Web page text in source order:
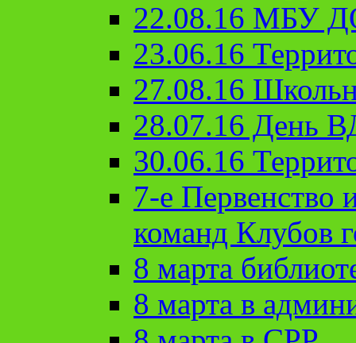
22.08.16 МБУ
23.06.16
27.08.16
28.07.16 День
30.06.16
7-е Первенство
команд Клубов
8 марта
8 марта в